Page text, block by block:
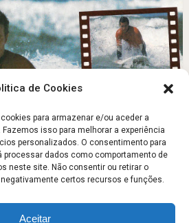
de Cookies
para armazenar e/ou aceder a
isso para melhorar a experiência
personalizados. O consentimento para
dados como comportamento de
neste site. Não consentir ou retirar o
certos recursos e funções.
Aceitar
é fácil e seguro